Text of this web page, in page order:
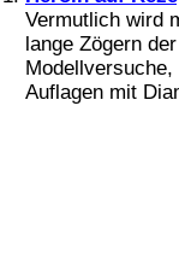
Vermutlich wird
lange Zögern
Auflagen mit